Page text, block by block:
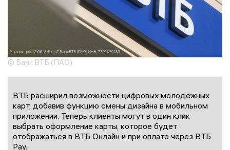
© Банк ВТБ (ПАО)
ВТБ расширил возможности цифровых молодежных
карт, добавив функцию смены дизайна в мобильном
приложении. Теперь клиенты могут в один клик
выбрать оформление карты, которое будет
отображаться в ВТБ Онлайн и при оплате через ВТБ
Pay.